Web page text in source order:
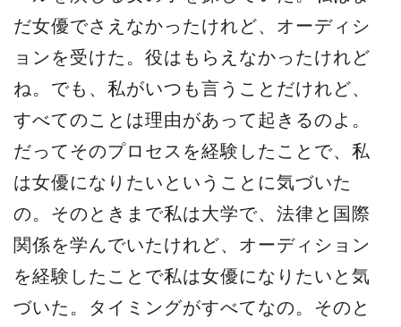
だ女優でさえなかったけれど、オーディシ
ョンを受けた。役はもらえなかったけれど
ね。でも、私がいつも言うことだけれど、
すべてのことは理由があって起きるのよ。
だってそのプロセスを経験したことで、私
は女優になりたいということに気づいた
の。そのときまで私は大学で、法律と国際
関係を学んでいたけれど、オーディション
を経験したことで私は女優になりたいと気
づいた。タイミングがすべてなの。そのと